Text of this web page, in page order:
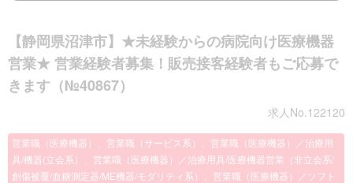
【静岡県沼津市】★未経験からの病院向け医療機器
営業★ 営業経験者募集！販売接客経験者もご応募で
きます（№40867）
求人No.122120
営業職（医療機器）、営業職（サービス系）、営業職（医療機器）／治療用
具/機器(立会系）、営業職（医療機器）／治療用具/医療機器営業（非立会系/
創傷被覆/血糖測定器/ME機器/モダリティ系）、営業職（医療機器）／ソフト